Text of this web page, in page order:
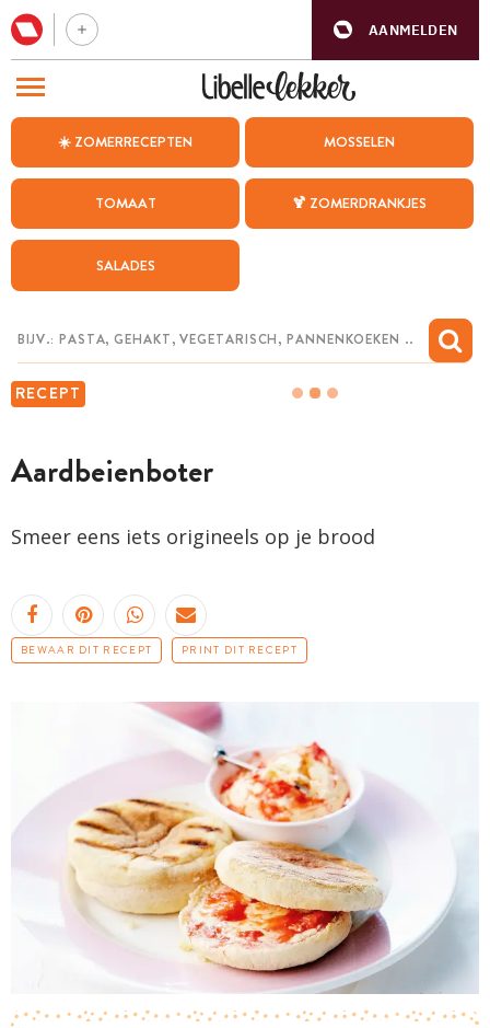
AANMELDEN
☀️ ZOMERRECEPTEN MOSSELEN
TOMAAT 🍹 ZOMERDRANKJES
SALADES
RECEPT
Aardbeienboter
Smeer eens iets origineels op je brood
BEWAAR DIT RECEPT PRINT DIT RECEPT
BEZOEK ONZE ANDERE WEBSITES
WEEKMENU
CHAT MET MAIA
MIJN BEWAARDE RECEPTEN